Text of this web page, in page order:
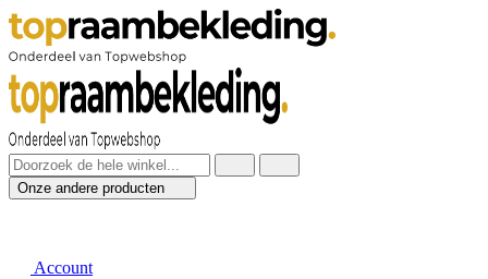
Onze andere producten
Account